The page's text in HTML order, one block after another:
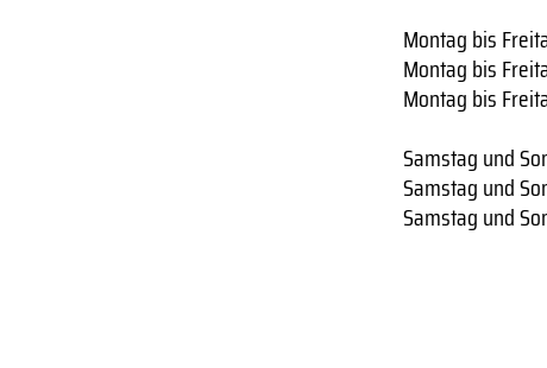
Montag bis
Montag bis
Montag bis
Samstag und
Samstag und
Samstag und